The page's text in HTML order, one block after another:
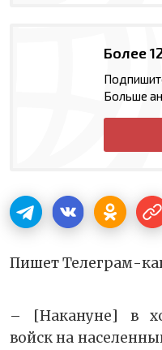
Более
Больше
Пишет Телеграм-
– [Накануне] в
войск на